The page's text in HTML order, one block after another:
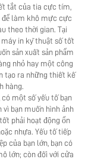
tắt của tia cực tím,
để làm khô mực cực
theo thời gian. Tại
in kỹ thuật số tốt
sản xuất sản phẩm
nhỏ hay một công
tạo ra những thiết kế
hàng.
một số yếu tố bạn
bạn muốn hình ảnh
phải hoạt động ổn
nhựa. Yếu tố tiếp
của bạn lớn, bạn có
lớn; còn đối với cửa